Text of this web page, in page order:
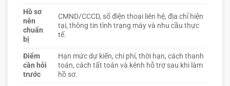
Hồ sơ
nên
chuẩn
bị
CMND/CCCD, số điện thoại liên hệ, địa chỉ hiện
tại, thông tin tình trạng máy và nhu cầu thực
tế.
Điểm
cần hỏi
trước
Hạn mức dự kiến, chi phí, thời hạn, cách thanh
toán, cách tất toán và kênh hỗ trợ sau khi làm
hồ sơ.